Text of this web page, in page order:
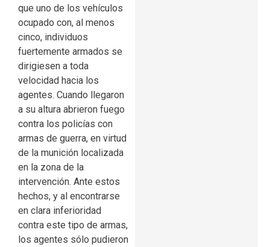
que uno de los vehículos
ocupado con, al menos
cinco, individuos
fuertemente armados se
dirigiesen a toda
velocidad hacia los
agentes. Cuando llegaron
a su altura abrieron fuego
contra los policías con
armas de guerra, en virtud
de la munición localizada
en la zona de la
intervención. Ante estos
hechos, y al encontrarse
en clara inferioridad
contra este tipo de armas,
los agentes sólo pudieron